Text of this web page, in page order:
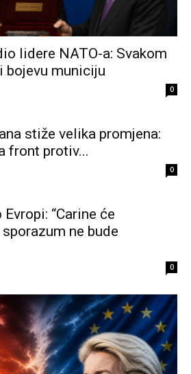
lidere NATO-a: Svakom
municiju
0
stiže velika promjena:
front protiv...
0
“Carine će
ne bude
0